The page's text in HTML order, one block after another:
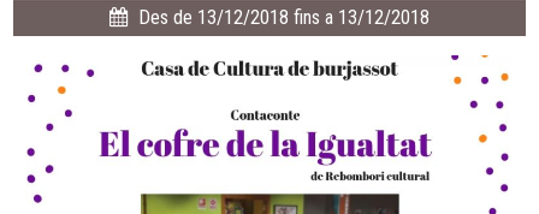
Des de 13/12/2018 fins a 13/12/2018